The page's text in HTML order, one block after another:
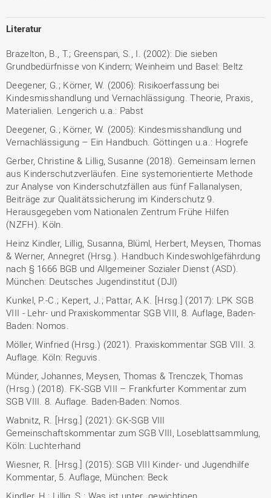
Literatur
Brazelton, B., T.; Greenspan, S., I. (2002): Die sieben
Grundbedürfnisse von Kindern; Weinheim und Basel: Beltz
Deegener, G.; Körner, W. (2006): Risikoerfassung bei
Kindesmisshandlung und Vernachlässigung. Theorie, Praxis,
Materialien. Lengerich u.a.: Pabst
Deegener, G.; Körner, W. (2005): Kindesmisshandlung und
Vernachlässigung – Ein Handbuch. Göttingen u.a.: Hogrefe
Gerber, Christine & Lillig, Susanne (2018). Gemeinsam lernen
aus Kinderschutzverläufen. Eine systemorientierte Methode
zur Analyse von Kinderschutzfällen aus fünf Fallanalysen,
Beiträge zur Qualitätssicherung im Kinderschutz 9.
Herausgegeben vom Nationalen Zentrum Frühe Hilfen
(NZFH). Köln.
Heinz Kindler, Lillig, Susanna, Blüml, Herbert, Meysen, Thomas
& Werner, Annegret (Hrsg.). Handbuch Kindeswohlgefährdung
nach § 1666 BGB und Allgemeiner Sozialer Dienst (ASD).
München: Deutsches Jugendinstitut (DJI)
Kunkel, P.-C.; Kepert, J.; Pattar, A.K. [Hrsg.] (2017): LPK SGB
VIII - Lehr- und Praxiskommentar SGB VIII, 8. Auflage, Baden-
Baden: Nomos.
Möller, Winfried (Hrsg.) (2021). Praxiskommentar SGB VIII. 3.
Auflage. Köln: Reguvis.
Münder, Johannes, Meysen, Thomas & Trenczek, Thomas
(Hrsg.) (2018). FK-SGB VIII – Frankfurter Kommentar zum
SGB VIII. 8. Auflage. Baden-Baden: Nomos.
Wabnitz, R. [Hrsg.] (2021): GK-SGB VIII
Gemeinschaftskommentar zum SGB VIII, Loseblattsammlung,
Köln: Luchterhand
Wiesner, R. [Hrsg.] (2015): SGB VIII Kinder- und Jugendhilfe
Kommentar, 5. Auflage, München: Beck
Kindler, H.; Lillig, S.: Was ist unter „gewichtigen